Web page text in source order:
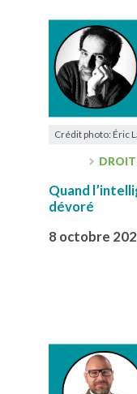
Crédit photo: Éric
DROIT
Quand
dévoré
8 octobre